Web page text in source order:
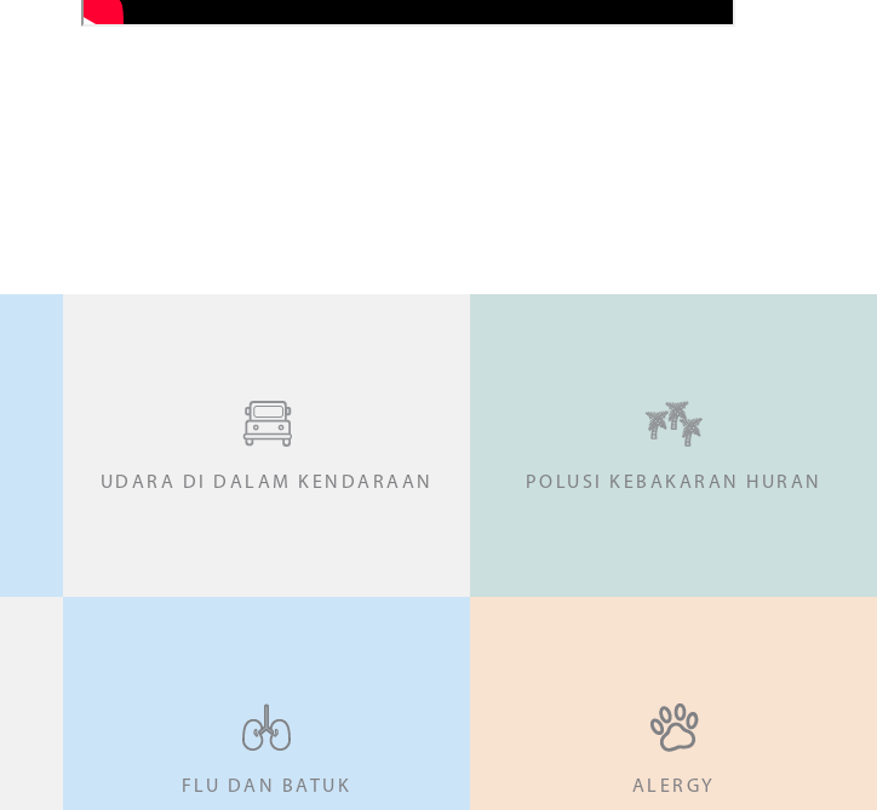
UDARA DI DALAM KENDARAAN POLUSI KEBAKARAN HURAN
FLU DAN BATUK ALERGY